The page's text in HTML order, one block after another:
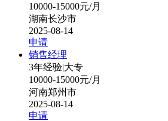
10000-15000元/月
湖南长沙市
2025-08-14
申请
销售经理
3年经验|大专
10000-15000元/月
河南郑州市
2025-08-14
申请